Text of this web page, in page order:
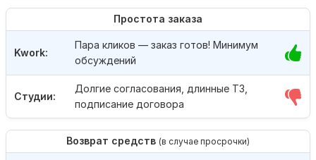
Простота заказа
Студии:
Долгие согласования, длинные ТЗ,
подписание договора
Kwork:
Пара кликов — заказ готов! Минимум
обсуждений
Возврат средств (в случае просрочки)